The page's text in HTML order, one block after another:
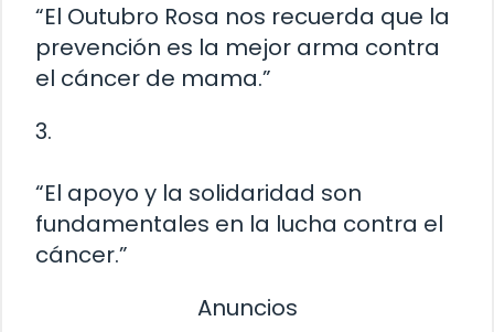
“El Outubro Rosa nos recuerda que la
prevención es la mejor arma contra
el cáncer de mama.”
3.
“El apoyo y la solidaridad son
fundamentales en la lucha contra el
cáncer.”
Anuncios